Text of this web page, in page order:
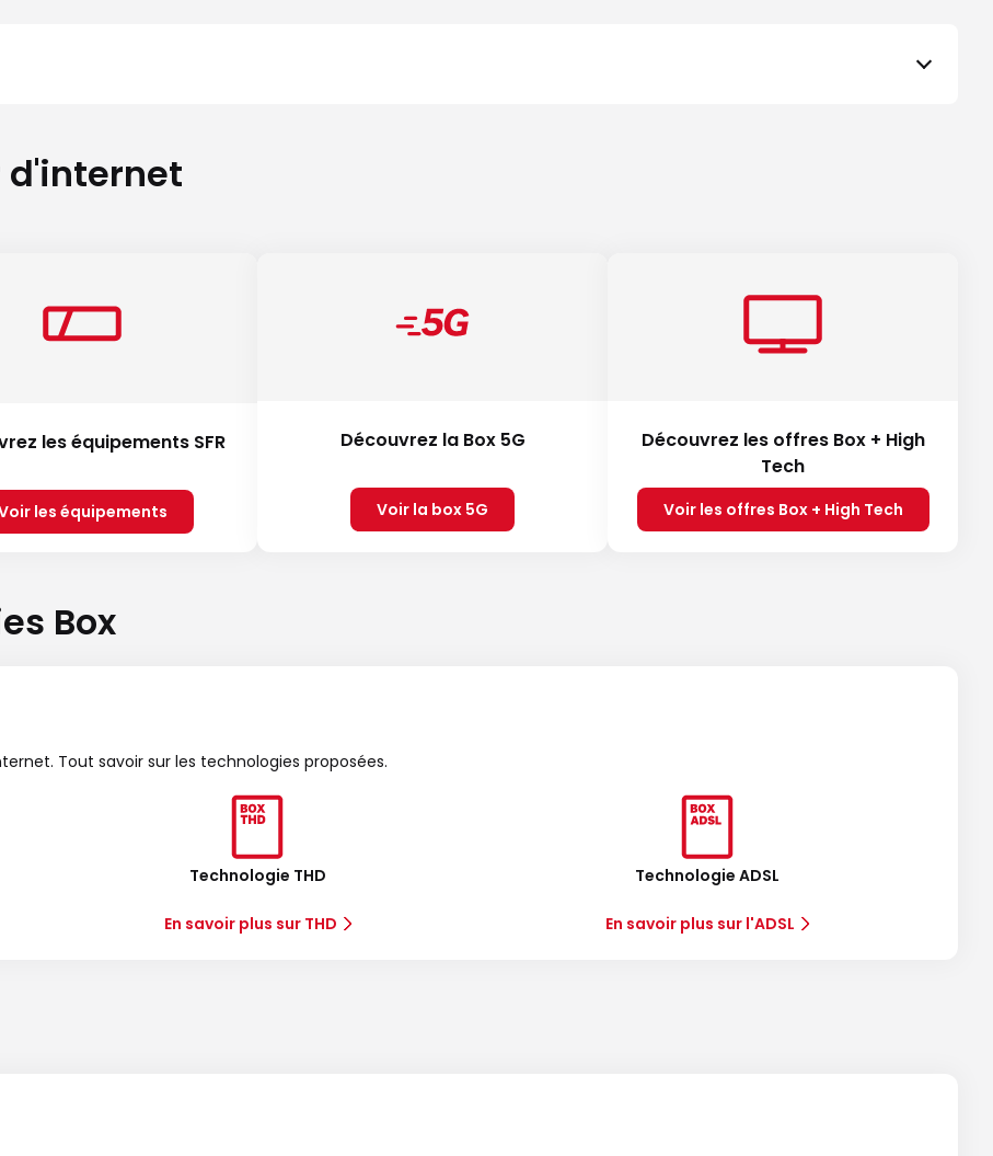
d'internet
les équipements SFR
les équipements
Découvrez la Box 5G
Voir la box 5G
Découvrez les offres Box + High
Tech
Voir les offres Box + High Tech
Box
Tout savoir sur les technologies proposées.
Technologie THD
En savoir plus sur THD
Technologie ADSL
En savoir plus sur l'ADSL